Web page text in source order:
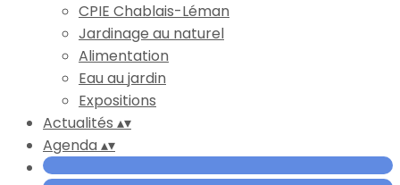
CPIE Chablais-Léman
Jardinage au naturel
Alimentation
Eau au jardin
Expositions
Actualités ▴▾
Agenda▴▾